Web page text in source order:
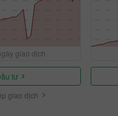
giao dịch
tư
giao dịch